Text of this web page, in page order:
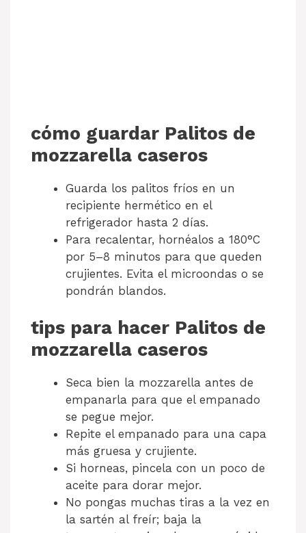
cómo guardar Palitos de
mozzarella caseros
Guarda los palitos fríos en un
recipiente hermético en el
refrigerador hasta 2 días.
Para recalentar, hornéalos a 180°C
por 5–8 minutos para que queden
crujientes. Evita el microondas o se
pondrán blandos.
tips para hacer Palitos de
mozzarella caseros
Seca bien la mozzarella antes de
empanarla para que el empanado
se pegue mejor.
Repite el empanado para una capa
más gruesa y crujiente.
Si horneas, pincela con un poco de
aceite para dorar mejor.
No pongas muchas tiras a la vez en
la sartén al freír; baja la